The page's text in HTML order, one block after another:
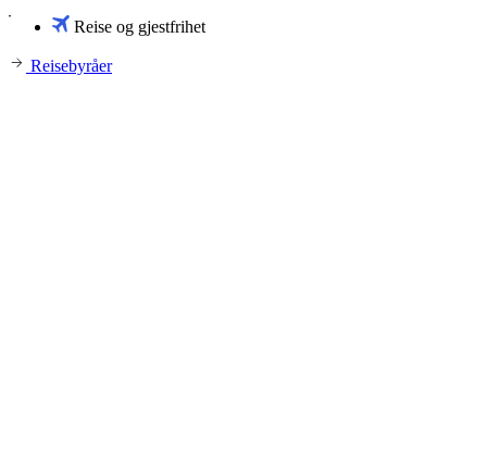
Reise og gjestfrihet
Reisebyråer